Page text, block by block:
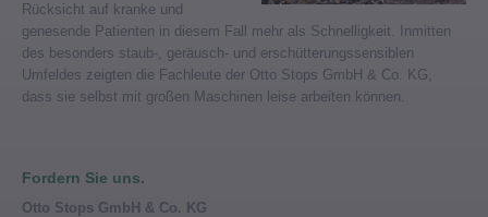
Rücksicht auf kranke und
genesende Patienten in diesem Fall mehr als Schnelligkeit. Inmitten
des besonders staub-, geräusch- und erschütterungssensiblen
Umfeldes zeigten die Fachleute der Otto Stops GmbH & Co. KG,
dass sie selbst mit großen Maschinen leise arbeiten können.
Fordern Sie uns.
Otto Stops GmbH & Co. KG